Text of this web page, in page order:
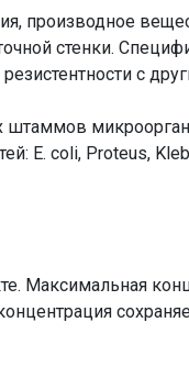
производное
стенки.
с
coli, Рroteus,
Максимальная